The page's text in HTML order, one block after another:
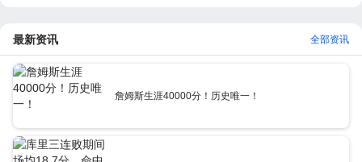
最新资讯 全部资讯
詹姆斯生涯40000分！历史唯一！